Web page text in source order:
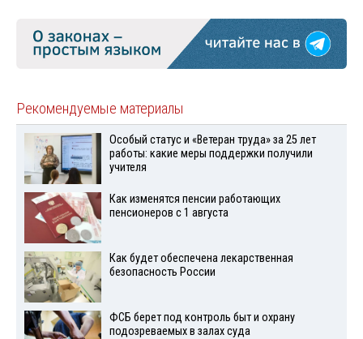
Рекомендуемые материалы
Особый статус и «Ветеран труда» за 25 лет
работы: какие меры поддержки получили
учителя
Как изменятся пенсии работающих
пенсионеров с 1 августа
Как будет обеспечена лекарственная
безопасность России
ФСБ берет под контроль быт и охрану
подозреваемых в залах суда